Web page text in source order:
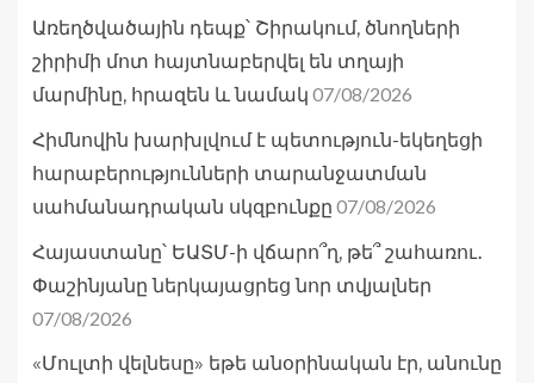
Առեղծվածային դեպք՝ Շիրակում, ծնողների
շիրիմի մոտ հայտնաբերվել են տղայի
մարմինը, հրազեն և նամակ 07/08/2026
Հիմնովին խարխլվում է պետություն-եկեղեցի
հարաբերությունների տարանջատման
սահմանադրական սկզբունքը 07/08/2026
Հայաստանը՝ ԵԱՏՄ-ի վճարո՞ղ, թե՞ շահառու․
Փաշինյանը ներկայացրեց նոր տվյալներ
07/08/2026
«Մուլտի վելնեսը» եթե անօրինական էր, անունը